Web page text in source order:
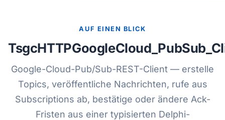
AUF EINEN BLICK
Google-Cloud-Pub/Sub-REST-Client — erstelle
Topics, veröffentliche Nachrichten, rufe aus
Subscriptions ab, bestätige oder ändere Ack-
Fristen aus einer typisierten Delphi-